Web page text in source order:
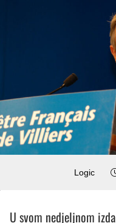
Logic
U svom nedjeljnom